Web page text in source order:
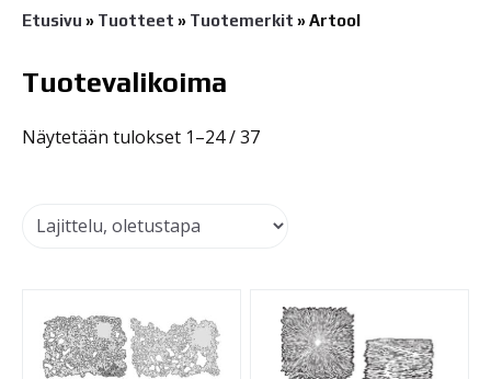
Etusivu » Tuotteet » Tuotemerkit » Artool
Tuotevalikoima
Näytetään tulokset 1–24 / 37